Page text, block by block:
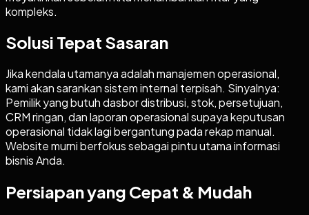
kompleks.
Solusi Tepat Sasaran
Jika kendala utamanya adalah manajemen operasional,
kami akan sarankan sistem internal terpisah. Sinyalnya:
Pemilik yang butuh dasbor distribusi, stok, persetujuan,
CRM ringan, dan laporan operasional supaya keputusan
operasional tidak lagi bergantung pada rekap manual.
Website murni berfokus sebagai pintu utama informasi
bisnis Anda.
Persiapan yang Cepat & Mudah